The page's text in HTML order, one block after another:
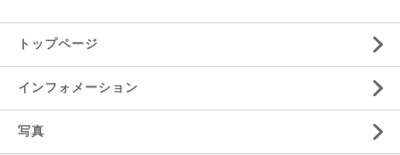
トップページ
インフォメーション
写真